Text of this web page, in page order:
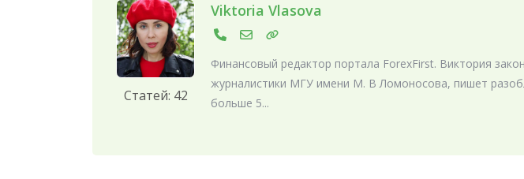
Статей: 42
Viktoria Vlasova
Финансовый редактор портала ForexFirst. Виктория
журналистики МГУ имени М. В Ломоносова, пишет
больше 5...